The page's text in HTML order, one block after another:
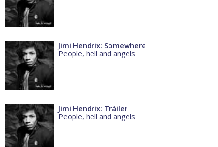
Jimi Hendrix: Somewhere
People, hell and angels
Jimi Hendrix: Tráiler
People, hell and angels